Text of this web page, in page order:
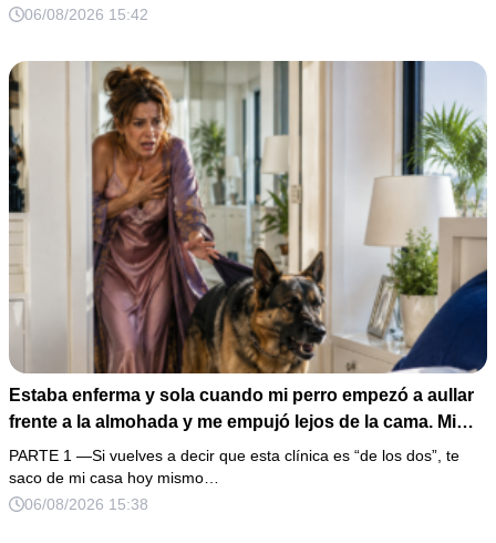
firmar; entonces mostré una grabación y alguien llamó a
06/08/2026 15:42
Estaba enferma y sola cuando mi perro empezó a aullar
frente a la almohada y me empujó lejos de la cama. Mi
esposo regresó un día antes y susurró: “Acuéstate,
amor, yo te cuidaré”. Fingí obedecer, pero escondí una
grabadora bajo la cobija… Esa noche escuché por qué
PARTE 1 —Si vuelves a decir que esta clínica es “de los dos”, te
saco de mi casa hoy mismo…
06/08/2026 15:38